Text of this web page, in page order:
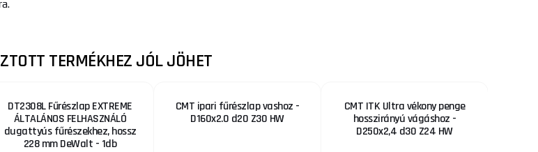
TERMÉKHEZ JÓL JÖHET
DT2308L Fűrészlap EXTREME
ÁLTALÁNOS FELHASZNÁLÓ
dugattyús fűrészekhez, hossz
228 mm DeWalt - 1db
CMT ipari fűrészlap vashoz -
D160x2.0 d20 Z30 HW
CMT ITK Ultra vékony penge
hosszirányú vágáshoz -
D250x2,4 d30 Z24 HW